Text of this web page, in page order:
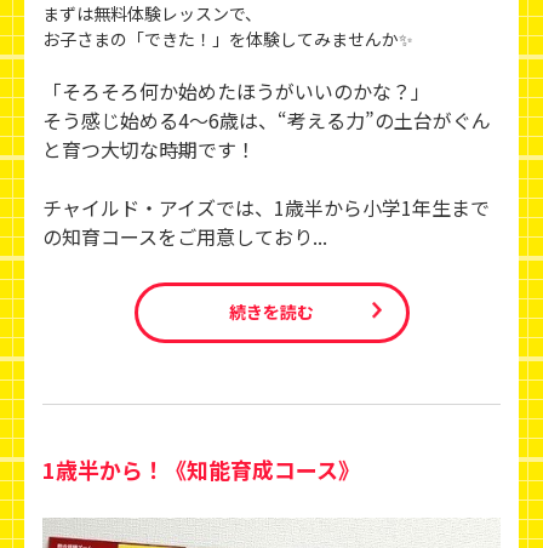
まずは無料体験レッスンで、
お子さまの「できた！」を体験してみませんか✨
「そろそろ何か始めたほうがいいのかな？」
そう感じ始める4〜6歳は、“考える力”の土台がぐん
と育つ大切な時期です！
チャイルド・アイズでは、1歳半から小学1年生まで
の知育コースをご用意しており...
続きを読む
1歳半から！《知能育成コース》